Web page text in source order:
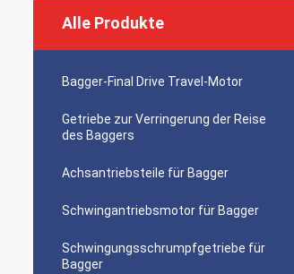
Alle Produkte
Bagger-Final Drive Travel-Motor
Getriebe zur Verringerung der Reise
des Baggers
Achsantriebsteile für Bagger
Schwingantriebsmotor für Bagger
Schwingungsschrumpfgetriebe für
Bagger